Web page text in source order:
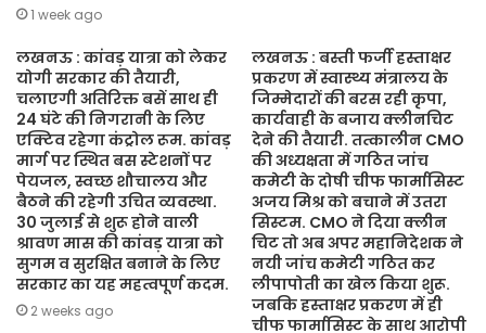
1 week ago
लखनऊ : कांवड़ यात्रा को लेकर
योगी सरकार की तैयारी,
चलाएगी अतिरिक्त बसें साथ ही
24 घंटे की निगरानी के लिए
एक्टिव रहेगा कंट्रोल रूम. कांवड़
मार्ग पर स्थित बस स्टेशनों पर
पेयजल, स्वच्छ शौचालय और
बैठने की रहेगी उचित व्यवस्था.
30 जुलाई से शुरू होने वाली
श्रावण मास की कांवड़ यात्रा को
सुगम व सुरक्षित बनाने के लिए
सरकार का यह महत्वपूर्ण कदम.
2 weeks ago
लखनऊ : बस्ती फर्जी हस्ताक्षर
प्रकरण में स्वास्थ्य मंत्रालय के
जिम्मेदारों की बरस रही कृपा,
कार्यवाही के बजाय क्लीनचिट
देने की तैयारी. तत्कालीन CMO
की अध्यक्षता में गठित जांच
कमेटी के दोषी चीफ फार्मासिस्ट
अजय मिश्र को बचाने में उतरा
सिस्टम. CMO ने दिया क्लीन
चिट तो अब अपर महानिदेशक ने
नयी जांच कमेटी गठित कर
लीपापोती का खेल किया शुरू.
जबकि हस्ताक्षर प्रकरण में ही
चीफ फार्मासिस्ट के साथ आरोपी